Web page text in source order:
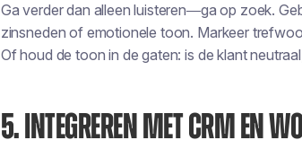
Ga verder dan alleen luisteren—ga op zoek.
zinsneden of emotionele toon. Markeer
Of houd de toon in de gaten: is de klant
5. INTEGREREN MET CRM EN